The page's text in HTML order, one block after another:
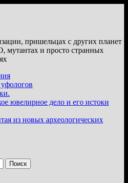
пришельцах с других планет
мутантах и просто странных
ювелирное дело и его истоки
из новых археологических